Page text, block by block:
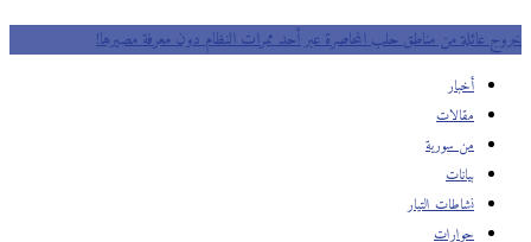
خروج عائلة من مناطق حلب المحاصرة عبر أحد ممرات النظام دون معرفة مصيرها!
أخبار
مقالات
من سورية
بيانات
نشاطات التيار
حوارات